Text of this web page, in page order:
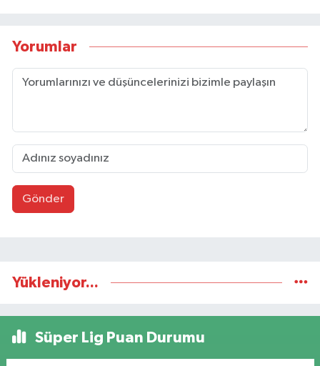
Yorumlar
Gönder
Yükleniyor...
Süper Lig Puan Durumu